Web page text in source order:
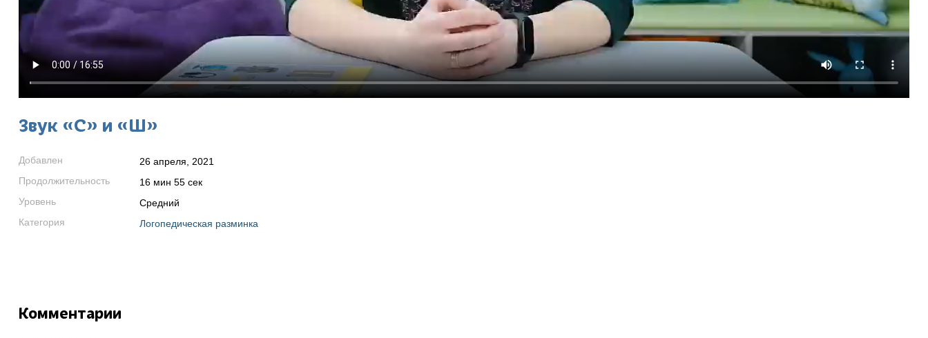
Звук «С» и «Ш»
Добавлен
26 апреля, 2021
Продолжительность
16 мин 55 сек
Уровень
Средний
Категория
Логопедическая разминка
Комментарии